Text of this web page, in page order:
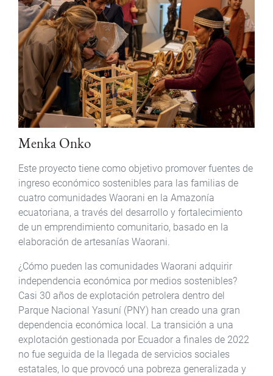
Menka Onko
Este proyecto tiene como objetivo promover fuentes de
ingreso económico sostenibles para las familias de
cuatro comunidades Waorani en la Amazonía
ecuatoriana, a través del desarrollo y fortalecimiento
de un emprendimiento comunitario, basado en la
elaboración de artesanías Waorani.
¿Cómo pueden las comunidades Waorani adquirir
independencia económica por medios sostenibles?
Casi 30 años de explotación petrolera dentro del
Parque Nacional Yasuní (PNY) han creado una gran
dependencia económica local. La transición a una
explotación gestionada por Ecuador a finales de 2022
no fue seguida de la llegada de servicios sociales
estatales, lo que provocó una pobreza generalizada y